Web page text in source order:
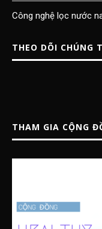
Công nghệ lọc nước
THEO DÕI CHÚNG
THAM GIA CỘNG